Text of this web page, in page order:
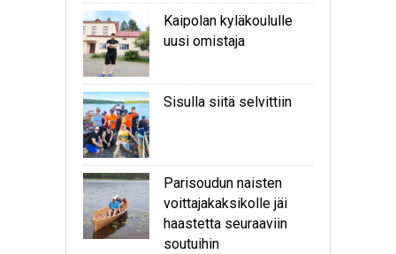
Kaipolan kyläkoululle
uusi omistaja
Sisulla siitä selvittiin
Parisoudun naisten
voittajakaksikolle jäi
haastetta seuraaviin
soutuihin